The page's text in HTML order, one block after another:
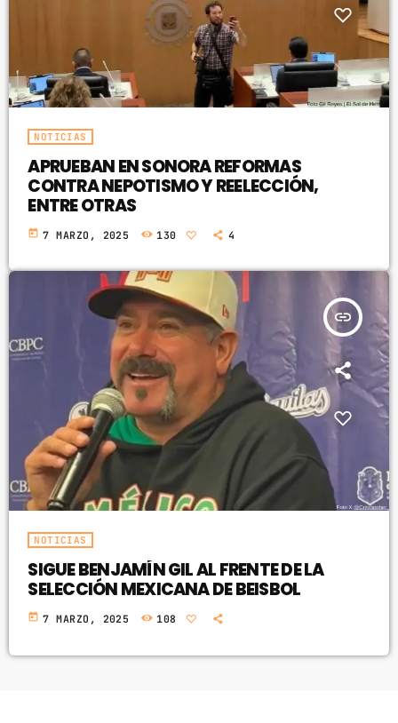
NOTICIAS
APRUEBAN EN SONORA REFORMAS
CONTRA NEPOTISMO Y REELECCIÓN,
ENTRE OTRAS
today 7 MARZO, 2025 130 4
insert_link
NOTICIAS
SIGUE BENJAMÍN GIL AL FRENTE DE LA
SELECCIÓN MEXICANA DE BEISBOL
today 7 MARZO, 2025 108